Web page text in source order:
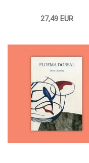
27,49 EUR